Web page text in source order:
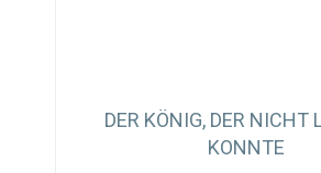
DER KÖNIG, DER NICHT
KONNTE